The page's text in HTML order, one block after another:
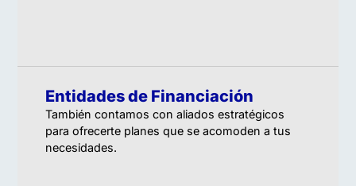
Entidades de Financiación
También contamos con aliados estratégicos
para ofrecerte planes que se acomoden a tus
necesidades.